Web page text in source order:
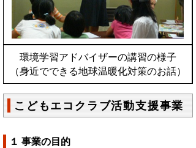
環境学習アドバイザーの講習の様子
（身近でできる地球温暖化対策のお話）
こどもエコクラブ活動支援事業
１ 事業の目的